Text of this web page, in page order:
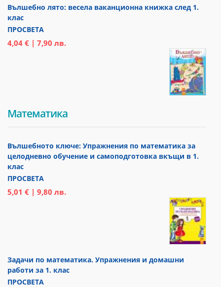
Вълшебно лято: весела ваканционна книжка след 1.
клас
ПРОСВЕТА
4,04 € | 7,90 лв.
Математика
Вълшебното ключе: Упражнения по математика за
целодневно обучение и самоподготовка вкъщи в 1.
клас
ПРОСВЕТА
5,01 € | 9,80 лв.
Задачи по математика. Упражнения и домашни
работи за 1. клас
ПРОСВЕТА